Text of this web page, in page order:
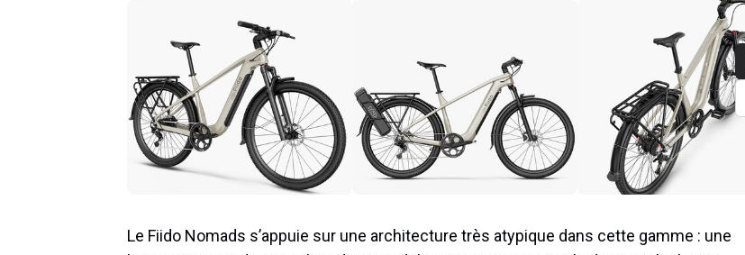
Le Fiido Nomads s’appuie sur une architecture très atypique dans cette gamme : une